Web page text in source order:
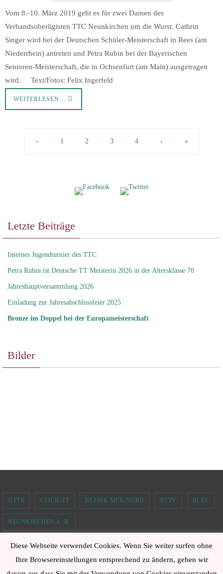
Vom 8.-10. März 2019 geht es für zwei Damen des
Verbandsoberligisten TTC Neunkirchen um die Wurst. Cathrin
Singer wird bei der Deutschen Schüler-Meisterschaft in Rees (am
Niederrhein) antreten und Petra Rubin bei der Bayerischen
Senioren-Meisterschaft, die in Ochsenfurt (am Main) ausgetragen
wird. Text/Fotos: Felix Ingerfeld
WEITERLESEN…
‹ 1 2 3 4 › »
Letzte Beiträge
Internes Jugendturnier des TTC
Petra Rubin ist Deutsche TT Meisterin 2026 in der Altersklasse 70
Jahreshauptversammlung 2026
Einladung zur Jahresabschlussfeier 2025
Bronze im Doppel bei der Europameisterschaft
Bilder
DTTB CLICK-TT BEZIRK MFR-NORD BTTV BLSV
NEUNKIRCHEN A. B.
TTC Neunkirchen am Brand 2006 e.V.
Powered by Nirvana
Diese Webseite verwendet Cookies. Wenn Sie weiter surfen ohne
Ihre Browsereinstellungen entsprechend zu ändern, gehen wir